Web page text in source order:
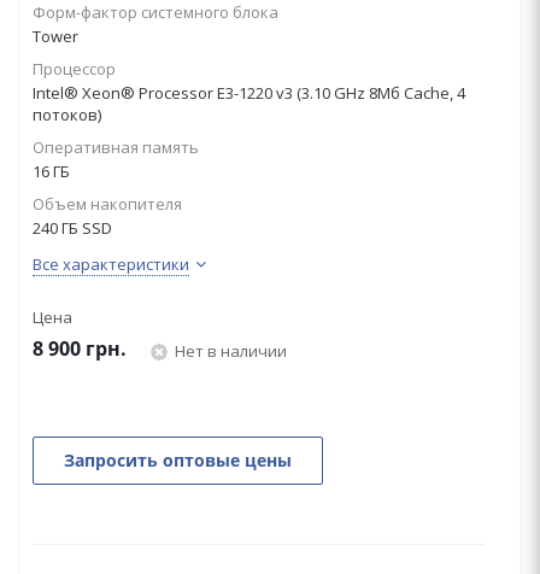
Форм-фактор системного блока
Tower
Процессор
Intel® Xeon® Processor E3-1220 v3 (3.10 GHz 8Mб Cache, 4
потоков)
Оперативная память
16 ГБ
Объем накопителя
240 ГБ SSD
Все характеристики
Цена
8 900 грн. Нет в наличии
Запросить оптовые цены